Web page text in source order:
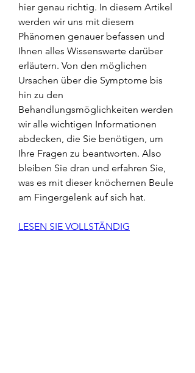
hier genau richtig. In diesem Artikel
werden wir uns mit diesem
Phänomen genauer befassen und
Ihnen alles Wissenswerte darüber
erläutern. Von den möglichen
Ursachen über die Symptome bis
hin zu den
Behandlungsmöglichkeiten werden
wir alle wichtigen Informationen
abdecken, die Sie benötigen, um
Ihre Fragen zu beantworten. Also
bleiben Sie dran und erfahren Sie,
was es mit dieser knöchernen Beule
am Fingergelenk auf sich hat.
LESEN SIE VOLLSTÄNDIG